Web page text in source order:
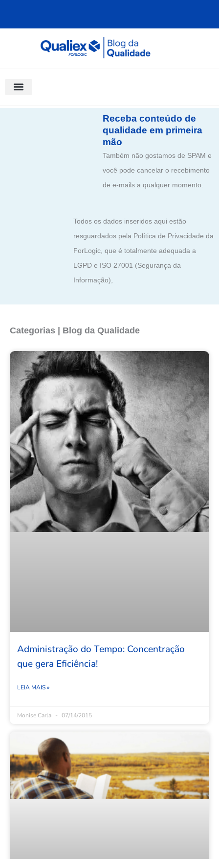
Receba conteúdo de
qualidade em primeira
mão
Também não gostamos de SPAM e
você pode cancelar o recebimento
de e-mails a qualquer momento.
Todos os dados inseridos aqui estão
resguardados pela Política de Privacidade da
ForLogic, que é totalmente adequada a
LGPD e ISO 27001 (Segurança da
Informação),
Categorias | Blog da Qualidade
Administração do Tempo: Concentração
que gera Eficiência!
LEIA MAIS »
Monise Carla 07/14/2015